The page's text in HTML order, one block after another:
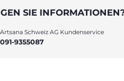
SIE
Artsana Schweiz AG Kundenservice
091-9355087